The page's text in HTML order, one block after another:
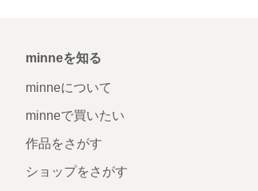
minneを知る
minneについて
minneで買いたい
作品をさがす
ショップをさがす